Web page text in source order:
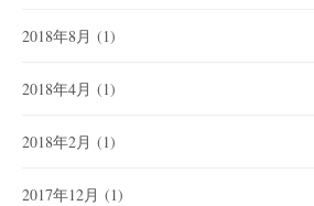
2018年8月 (1)
2018年4月 (1)
2018年2月 (1)
2017年12月 (1)